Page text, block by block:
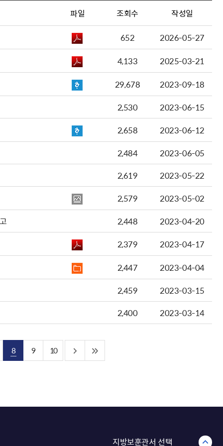
파일 조회수 작성일
652
2026-05-27
4,133
2025-03-21
29,678
2023-09-18
2,530
2023-06-15
2,658
2023-06-12
2,484
2023-06-05
2,619
2023-05-22
2,579
2023-05-02
2,448
2023-04-20
2,379
2023-04-17
2,447
2023-04-04
2,459
2023-03-15
2,400
2023-03-14
8 9 10
지방보훈관서 선택